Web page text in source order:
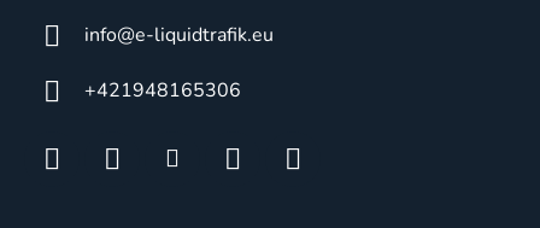
info@e-liquidtrafik.eu
+421948165306